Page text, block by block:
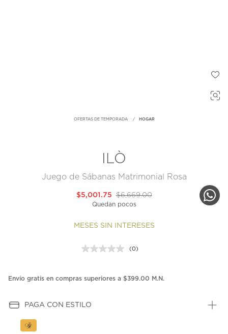
OFERTAS DE TEMPORADA HOGAR
ILÒ
Juego de Sábanas Matrimonial Rosa
$6,669.00
$5,001.75
Quedan pocos
MESES SIN INTERESES
Sin
en
(0)
Envío gratis en compras superiores a $399.00 M.N.
PAGA CON ESTILO